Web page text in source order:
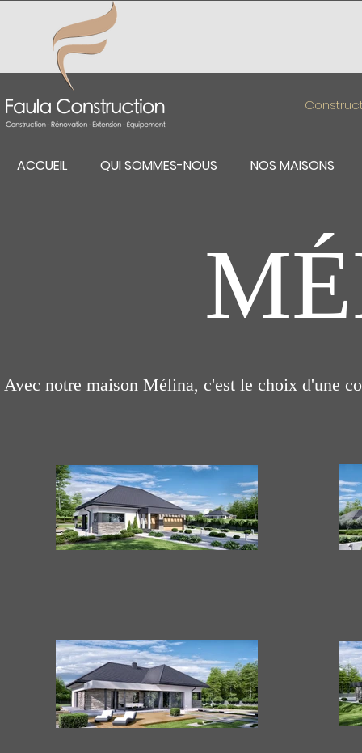
ACCUEIL QUI SOMMES-NOUS NOS MAISONS
Avec notre maison Mélina, c'est le choix d'une